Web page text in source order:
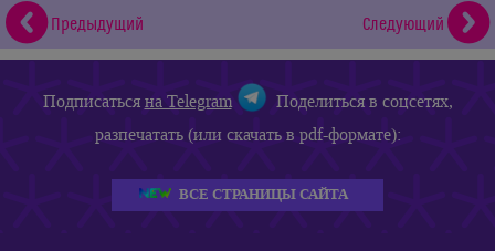
Предыдущий
Следующий
Подписатьсяна Telegram
Поделиться в соцсетях,
разпечатать (или скачать в pdf-формате):
ВСЕ СТРАНИЦЫ САЙТА